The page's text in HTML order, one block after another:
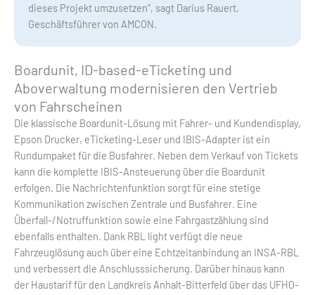
dieses Projekt umzusetzen“, sagt Darius Rauert,
Geschäftsführer von AMCON.
Boardunit, ID-based-eTicketing und
Aboverwaltung modernisieren den Vertrieb
von Fahrscheinen
Die klassische Boardunit-Lösung mit Fahrer- und Kundendisplay,
Epson Drucker, eTicketing-Leser und IBIS-Adapter ist ein
Rundumpaket für die Busfahrer. Neben dem Verkauf von Tickets
kann die komplette IBIS-Ansteuerung über die Boardunit
erfolgen. Die Nachrichtenfunktion sorgt für eine stetige
Kommunikation zwischen Zentrale und Busfahrer. Eine
Überfall-/Notruffunktion sowie eine Fahrgastzählung sind
ebenfalls enthalten. Dank RBL light verfügt die neue
Fahrzeuglösung auch über eine Echtzeitanbindung an INSA-RBL
und verbessert die Anschlusssicherung. Darüber hinaus kann
der Haustarif für den Landkreis Anhalt-Bitterfeld über das UFHO-